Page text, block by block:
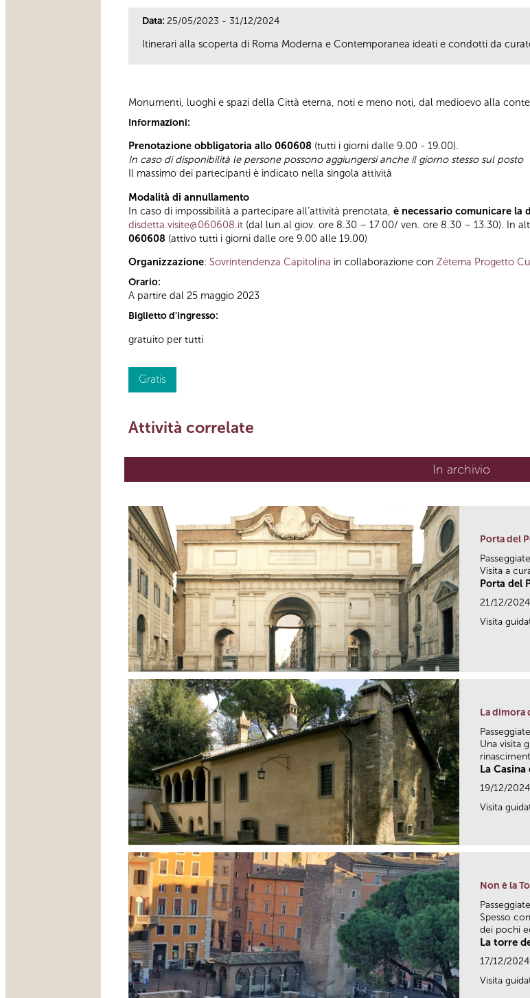
Data: 25/05/2023 - 31/12/2024
Itinerari alla scoperta di Roma Moderna e Contemporanea ideati e condotti da
Monumenti, luoghi e spazi della Città eterna, noti e meno noti, dal medioevo alla
Informazioni:
Prenotazione obbligatoria allo 060608 (tutti i giorni dalle 9.00 - 19.00).
In caso di disponibilità le persone possono aggiungersi anche il giorno stesso sul posto
Il massimo dei partecipanti è indicato nella singola attività
Modalità di annullamento
In caso di impossibilità a partecipare all’attività prenotata, è necessario comunicare la
disdetta.visite@060608.it (dal lun.al giov. ore 8.30 – 17.00/ ven. ore 8.30 – 13.30). In
060608 (attivo tutti i giorni dalle ore 9.00 alle 19.00)
Organizzazione: Sovrintendenza Capitolina in collaborazione con Zètema Progetto
Orario:
A partire dal 25 maggio 2023
Biglietto d'ingresso:
gratuito per tutti
Gratis
Attività correlate
In archivio
Porta del
Visita a
Porta del
21/12/2024
Visita
La dimora
Una visita
La
19/12/2024
Visita
Non è la
Spesso
dei pochi
La torre
17/12/2024
Visita